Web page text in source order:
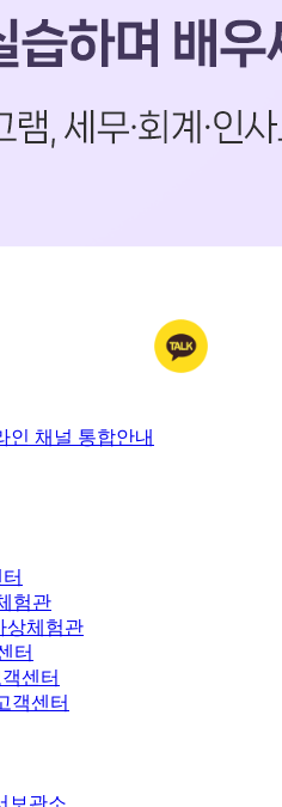
인 채널 통합안내
험관
상체험관
터
센터
객센터
보관소